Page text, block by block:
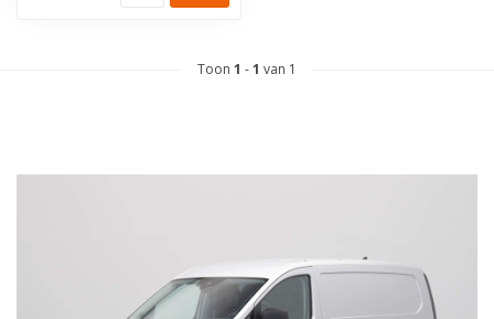
Toon 1 -1 van 1